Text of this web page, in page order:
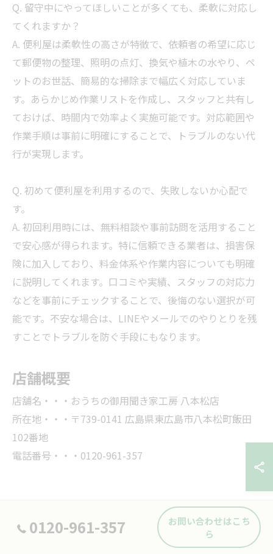
Q. 留守中にやってほしいことが多くても、柔軟に対応し
てくれますか？
A. 便利屋は柔軟性の高さが特徴で、依頼者の希望に応じ
て郵便物の整理、照明の点灯、換気や植木の水やり、ペ
ットのお世話、簡易的な掃除まで幅広く対応していま
す。あらかじめ作業リストを作成し、スタッフと共有し
ておけば、時間内で効率よく実施可能です。対応範囲や
作業手順は事前に明確にすることで、トラブルのない代
行が実現します。
Q. 初めて便利屋を利用するので、失敗しないか心配で
す。
A. 初回利用時には、無料相談や事前訪問を活用すること
で安心感が得られます。特に信頼できる業者は、損害保
険に加入しており、料金体系や作業内容についても明確
に説明してくれます。口コミや実績、スタッフの対応力
などを事前にチェックすることで、後悔のない選択が可
能です。不安な場合は、LINEやメールでのやりとりを残
すことでトラブルを防ぐ手段にもなります。
店舗概要
店舗名・・・おうちの御用聞き家工房 八本松店
所在地・・・〒739-0141 広島県東広島市八本松町飯田
102番地
電話番号・・・0120-961-357
0120-961-357
お問い合わせはこち
ら